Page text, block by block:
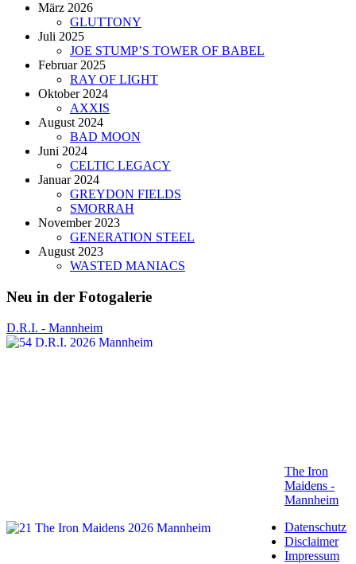
März 2026
GLUTTONY
Juli 2025
JOE STUMP’S TOWER OF BABEL
Februar 2025
RAY OF LIGHT
Oktober 2024
AXXIS
August 2024
BAD MOON
Juni 2024
CELTIC LEGACY
Januar 2024
GREYDON FIELDS
SMORRAH
November 2023
GENERATION STEEL
August 2023
WASTED MANIACS
Neu in der Fotogalerie
D.R.I. - Mannheim
The Iron
Maidens -
Mannheim
Datenschutz
Disclaimer
Impressum